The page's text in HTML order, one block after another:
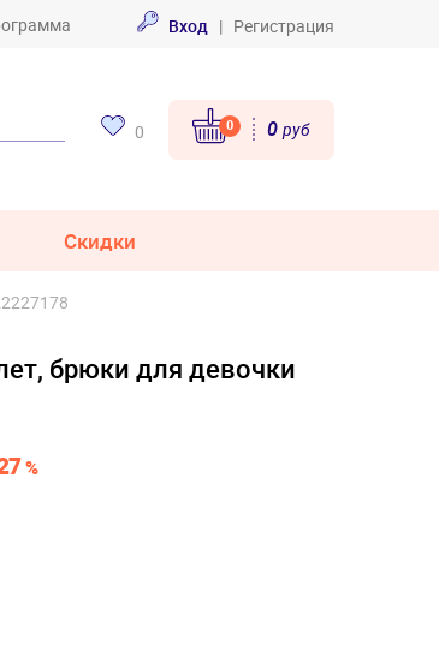
Вход | Регистрация
0 0 0 руб
Скидки
брюки для девочки
%